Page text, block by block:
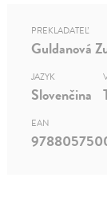
PREKLADATEĽ
Guldanová
JAZYK
Slovenčina
EAN